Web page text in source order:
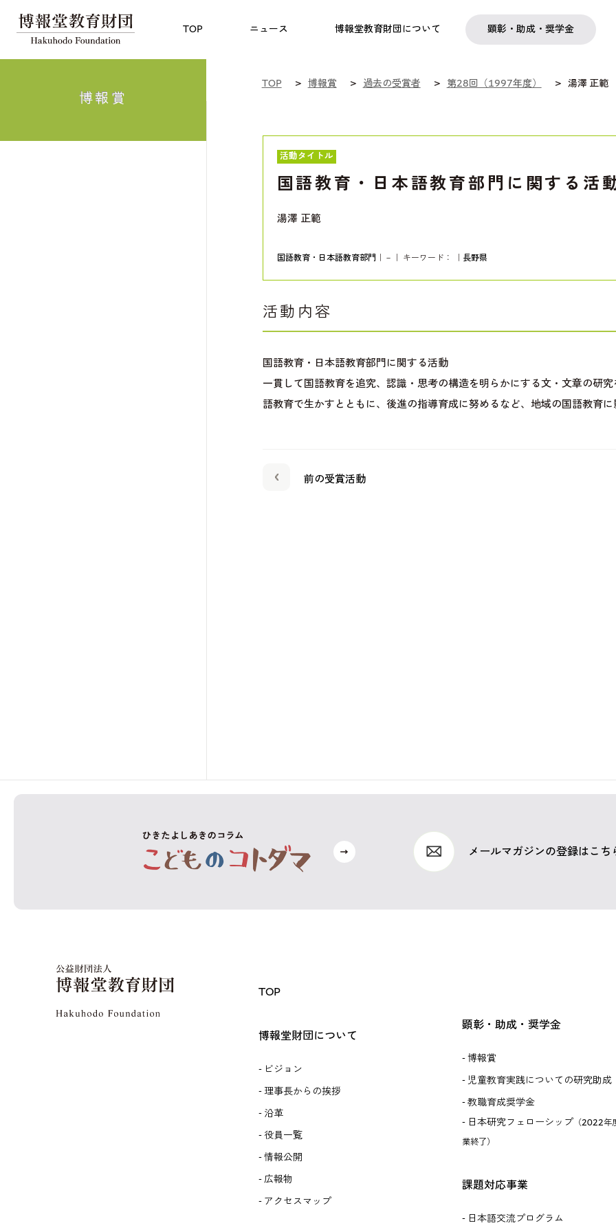
TOP ニュース 博報堂教育財団について 顕彰・助成・奨学金
についての研究助成 奨学金 フェローシップ
日本語交流
プログラム 社会啓発事業
博報賞
TOP 博報賞 過去の受賞者 第28回（1997年度） 湯澤 正範
活動タイトル
国語教育・日本語教育部門に関する活
湯澤 正範
国語教育・日本語教育部門 ｜－｜ キーワード： 長野県
活動内容
国語教育・日本語教育部門に関する活動
一貫して国語教育を追究、認識・思考の構造を明らかにする文・文章の研
語教育で生かすとともに、後進の指導育成に努めるなど、地域の国語教育
前の受賞活動
メールマガジンの登録はこち
TOP
博報堂財団について
ビジョン
理事長からの挨拶
沿革
役員一覧
情報公開
広報物
アクセスマップ
顕彰・助成・奨学金
博報賞
児童教育実践についての研究助成
教職育成奨学金
日本研究フェローシップ （2022年
業終了）
課題対応事業
日本語交流プログラム